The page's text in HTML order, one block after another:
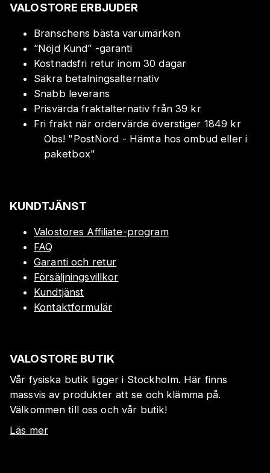
VALOSTORE ERBJUDER
Branschens bästa varumärken
“Nöjd Kund” -garanti
Kostnadsfri retur inom 30 dagar
Säkra betalningsalternativ
Snabb leverans
Prisvärda fraktalternativ från 39 kr
Fri frakt när ordervärde överstiger 1849 kr
Obs! "PostNord - Hämta hos ombud eller i
paketbox"
KUNDTJÄNST
Valostores Affiliate-program
FAQ
Garanti och retur
Försäljningsvillkor
Kundtjänst
Kontaktformulär
VALOSTORE BUTIK
Vår fysiska butik ligger i Stockholm. Här finns
massvis av produkter att se och klämma på.
Välkommen till oss och vår butik!
Läs mer